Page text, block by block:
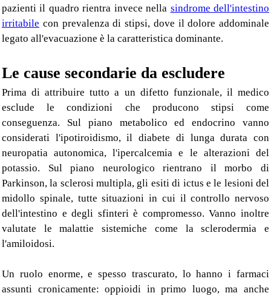
pazienti il quadro rientra invece nella sindrome dell'intestino
irritabile con prevalenza di stipsi, dove il dolore addominale
legato all'evacuazione è la caratteristica dominante.
Le cause secondarie da escludere
Prima di attribuire tutto a un difetto funzionale, il medico
esclude le condizioni che producono stipsi come
conseguenza. Sul piano metabolico ed endocrino vanno
considerati l'ipotiroidismo, il diabete di lunga durata con
neuropatia autonomica, l'ipercalcemia e le alterazioni del
potassio. Sul piano neurologico rientrano il morbo di
Parkinson, la sclerosi multipla, gli esiti di ictus e le lesioni del
midollo spinale, tutte situazioni in cui il controllo nervoso
dell'intestino e degli sfinteri è compromesso. Vanno inoltre
valutate le malattie sistemiche come la sclerodermia e
l'amiloidosi.
Un ruolo enorme, e spesso trascurato, lo hanno i farmaci
assunti cronicamente: oppioidi in primo luogo, ma anche